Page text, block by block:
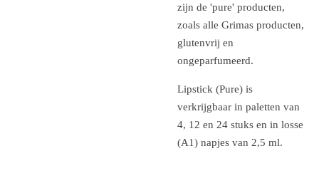
zijn de 'pure' producten,
zoals alle Grimas producten,
glutenvrij en
ongeparfumeerd.
Lipstick (Pure) is
verkrijgbaar in paletten van
4, 12 en 24 stuks en in losse
(A1) napjes van 2,5 ml.